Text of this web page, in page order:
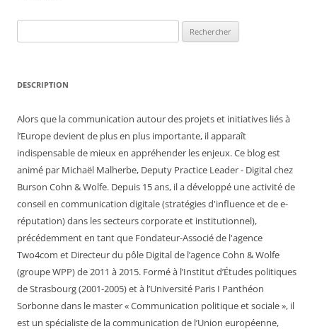
DESCRIPTION
Alors que la communication autour des projets et initiatives liés à
l’Europe devient de plus en plus importante, il apparaît
indispensable de mieux en appréhender les enjeux. Ce blog est
animé par Michaël Malherbe, Deputy Practice Leader - Digital chez
Burson Cohn & Wolfe. Depuis 15 ans, il a développé une activité de
conseil en communication digitale (stratégies d'influence et de e-
réputation) dans les secteurs corporate et institutionnel),
précédemment en tant que Fondateur-Associé de l'agence
Two4com et Directeur du pôle Digital de l’agence Cohn & Wolfe
(groupe WPP) de 2011 à 2015. Formé à l’Institut d’Études politiques
de Strasbourg (2001-2005) et à l’Université Paris I Panthéon
Sorbonne dans le master « Communication politique et sociale », il
est un spécialiste de la communication de l’Union européenne,